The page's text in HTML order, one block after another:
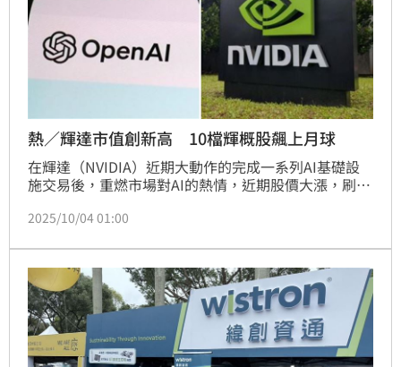
熱／輝達市值創新高 10檔輝概股飆上月球
在輝達（NVIDIA）近期大動作的完成一系列AI基礎設
施交易後，重燃市場對AI的熱情，近期股價大漲，刷新
突破4.5兆美元的公司。
2025/10/04 01:00